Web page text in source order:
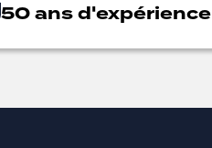
50 ans d'expérience